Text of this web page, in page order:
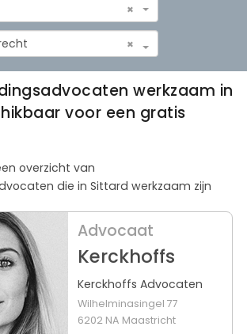
×
×
werkzaam in
voor een gratis
overzicht van
die in Sittard werkzaam zijn
Advocaat
Kerckhoffs
Kerckhoffs Advocaten
Wilhelminasingel 77
6202 NA Maastricht